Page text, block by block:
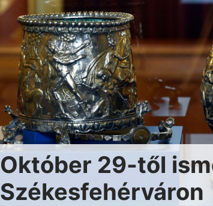
Október 29-től
Székesfehérváron